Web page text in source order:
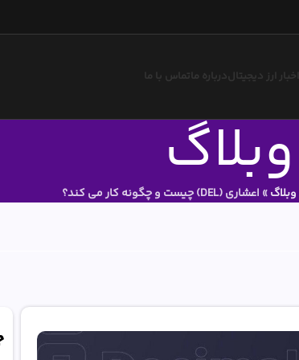
اخبار ارز دیجیتالدرباره ماتماس با ما
وبلاگ
وبلاگ» اعشاری (DEL) چیست و چگونه کار می کند؟